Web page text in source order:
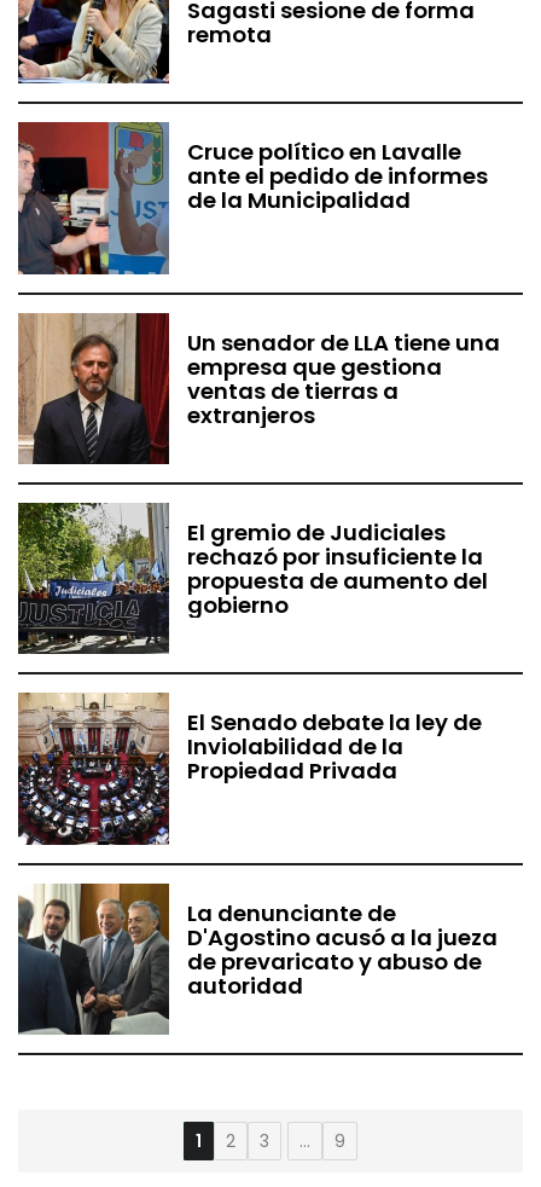
Sagasti sesione de forma
remota
Cruce político en Lavalle
ante el pedido de informes
de la Municipalidad
Un senador de LLA tiene una
empresa que gestiona
ventas de tierras a
extranjeros
El gremio de Judiciales
rechazó por insuficiente la
propuesta de aumento del
gobierno
El Senado debate la ley de
Inviolabilidad de la
Propiedad Privada
La denunciante de
D'Agostino acusó a la jueza
de prevaricato y abuso de
autoridad
1 2 3 9